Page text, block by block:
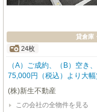
貸倉庫
24枚
（A）ご成約、（B）空き
75,000円（税込）より大
是非この機に如何でしょ
として「オフィスストレ
い鉄骨造平屋建てで、広
(株)新生不動産
この会社の全物件を見る